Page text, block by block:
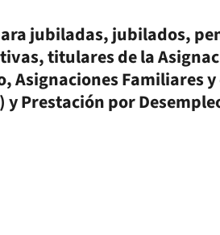
jubiladas, jubilados,
titulares de la
Asignaciones Familiares y
Prestación por